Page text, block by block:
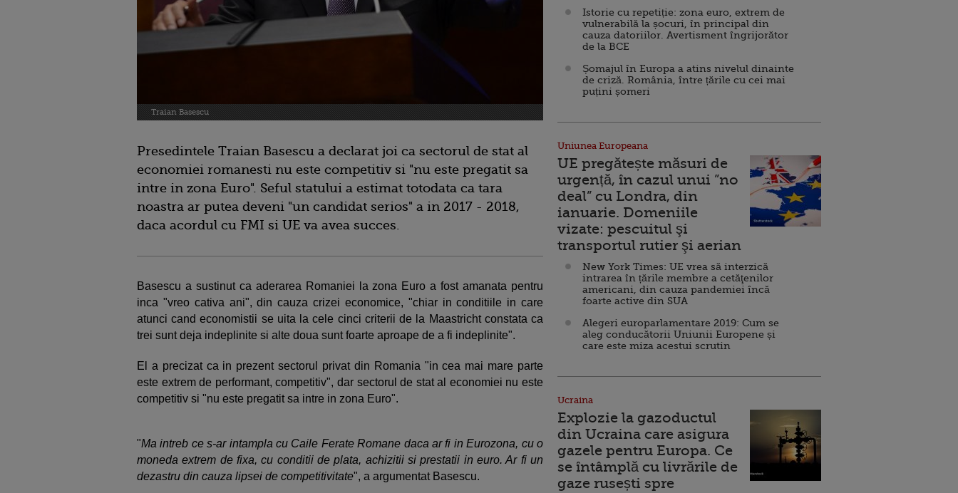
Traian Basescu
Presedintele Traian Basescu a declarat joi ca sectorul de stat al
economiei romanesti nu este competitiv si "nu este pregatit sa
intre in zona Euro". Seful statului a estimat totodata ca tara
noastra ar putea deveni "un candidat serios" a in 2017 - 2018,
daca acordul cu FMI si UE va avea succes.
Basescu a sustinut ca aderarea Romaniei la zona Euro a fost amanata pentru
inca "vreo cativa ani", din cauza crizei economice, "chiar in conditiile in care
atunci cand economistii se uita la cele cinci criterii de la Maastricht constata ca
trei sunt deja indeplinite si alte doua sunt foarte aproape de a fi indeplinite".
El a precizat ca in prezent sectorul privat din Romania "in cea mai mare parte
este extrem de performant, competitiv", dar sectorul de stat al economiei nu este
competitiv si "nu este pregatit sa intre in zona Euro".
"Ma intreb ce s-ar intampla cu Caile Ferate Romane daca ar fi in Eurozona, cu o
moneda extrem de fixa, cu conditii de plata, achizitii si prestatii in euro. Ar fi un
dezastru din cauza lipsei de competitivitate", a argumentat Basescu.
Istorie cu repetiție: zona euro, extrem de
vulnerabilă la șocuri, în principal din
cauza datoriilor. Avertisment îngrijorător
de la BCE
Șomajul în Europa a atins nivelul dinainte
de criză. România, între țările cu cei mai
puțini șomeri
Uniunea Europeana
UE pregătește măsuri de
urgență, în cazul unui ”no
deal” cu Londra, din
ianuarie. Domeniile
vizate: pescuitul şi
transportul rutier şi aerian
New York Times: UE vrea să interzică
intrarea în țările membre a cetăţenilor
americani, din cauza pandemiei încă
foarte active din SUA
Alegeri europarlamentare 2019: Cum se
aleg conducătorii Uniunii Europene și
care este miza acestui scrutin
Ucraina
Explozie la gazoductul
din Ucraina care asigura
gazele pentru Europa. Ce
se întâmplă cu livrările de
gaze rusești spre